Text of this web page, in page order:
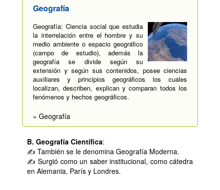
Geografía
Geografía: Ciencia social que estudia
la interrelación entre el hombre y su
medio ambiente o espacio geográfico
(campo de estudio), además la
geografía se divide según su
extensión y según sus contenidos, posee ciencias
auxiliares y principios geográficos los cuales
localizan, describen, explican y comparan todos los
fenómenos y hechos geográficos.
» Geografía
B. Geografía Científica:
✍ También se le denomina Geografía Moderna.
✍ Surgió como un saber institucional, como cátedra
en Alemania, París y Londres.